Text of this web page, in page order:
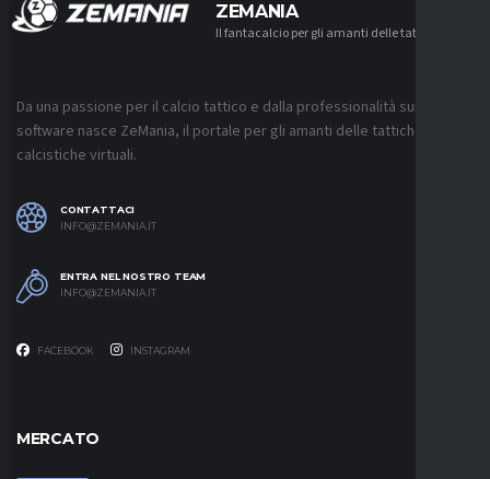
ZEMANIA
Il fantacalcio per gli amanti delle tattiche
Da una passione per il calcio tattico e dalla professionalità sui
software nasce ZeMania, il portale per gli amanti delle tattiche
calcistiche virtuali.
CONTATTACI
INFO@ZEMANIA.IT
ENTRA NEL NOSTRO TEAM
INFO@ZEMANIA.IT
FACEBOOK INSTAGRAM
MERCATO